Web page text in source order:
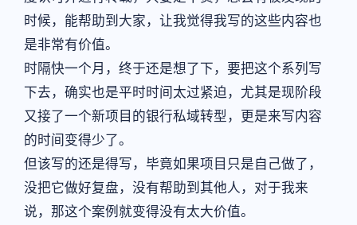
时候，能帮助到大家，让我觉得我写的这些内容也
是非常有价值。
时隔快一个月，终于还是想了下，要把这个系列写
下去，确实也是平时时间太过紧迫，尤其是现阶段
又接了一个新项目的银行私域转型，更是来写内容
的时间变得少了。
但该写的还是得写，毕竟如果项目只是自己做了，
没把它做好复盘，没有帮助到其他人，对于我来
说，那这个案例就变得没有太大价值。